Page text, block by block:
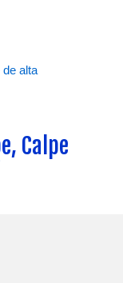
de alta
Calpe